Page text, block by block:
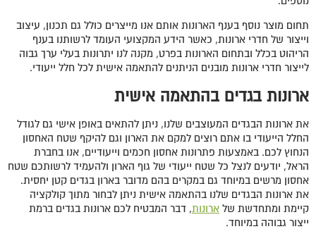
תחום מוצר נוסף בענף הארונות אותם אנו מייצרים כולל גם תכנון, עיצוב
וייצור של חדרי ארונות, כאשר הידע המקצועי העומד לרשותנו בענף
הריהוט בכלל ובתחום הארונות בפרט, מקנה לנו יתרונות בעלי ערך גבוה
לייצור חדרי ארונות מובנים הניתנים להתאמה אישית לכל חלל ייעודי.
ארונות בגדים בהתאמה אישית
את ארונות הבגדים המעוצבים שלנו, ניתן להתאים באופן אישי גם לגודל
החלל הייעודי בו אתם רוצים למקם את הארון וגם להיקף שטח האחסון
הנחוץ לכם. באמצעות פתרונות אחסון חכמים וייעודיים, אנו בחברת
הראל, יודעים לנצל כל שטח ייעודי של גוף הארון ולהעמיד לרשותכם שטח
אחסון מרשים במיוחד גם במקרים בהם מדובר בארון בגדים קטן יחסית.
את ארונות הבגדים שלנו בהתאמה אישית ניתן לבחור מתוך קולקציה
קיימת ומתחדשת של ארונות, דבר המבטיח לכם ארונות בגדים ברמת
ייצור גבוהה במיוחד.